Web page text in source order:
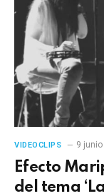
VIDEOCLIPS 9
Efecto
del tema